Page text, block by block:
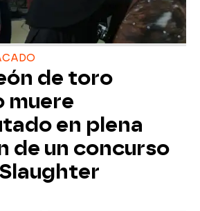
de toro
muere
en plena
de un concurso